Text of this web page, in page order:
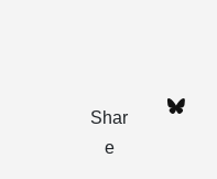
Shar
e